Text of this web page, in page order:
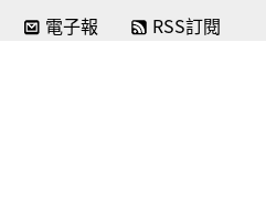
電子報 RSS訂閱